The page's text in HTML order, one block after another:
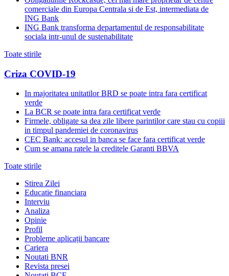
comerciale din Europa Centrala si de Est, intermediata de
ING Bank
ING Bank transforma departamentul de responsabilitate
sociala intr-unul de sustenabilitate
Toate stirile
Criza COVID-19
In majoritatea unitatilor BRD se poate intra fara certificat
verde
La BCR se poate intra fara certificat verde
Firmele, obligate sa dea zile libere parintilor care stau cu copiii
in timpul pandemiei de coronavirus
CEC Bank: accesul in banca se face fara certificat verde
Cum se amana ratele la creditele Garanti BBVA
Toate stirile
Stirea Zilei
Educatie financiara
Interviu
Analiza
Opinie
Profil
Probleme aplicații bancare
Cariera
Noutati BNR
Revista presei